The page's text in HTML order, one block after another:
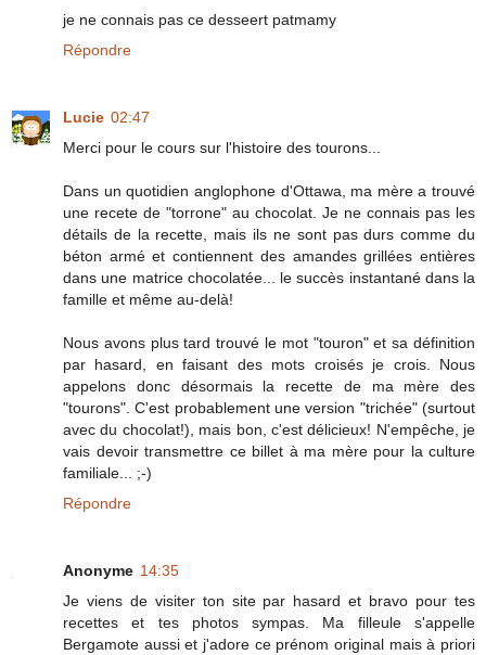
je ne connais pas ce desseert patmamy
Répondre
Lucie 02:47
Merci pour le cours sur l'histoire des tourons...
Dans un quotidien anglophone d'Ottawa, ma mère a trouvé
une recete de "torrone" au chocolat. Je ne connais pas les
détails de la recette, mais ils ne sont pas durs comme du
béton armé et contiennent des amandes grillées entières
dans une matrice chocolatée... le succès instantané dans la
famille et même au-delà!
Nous avons plus tard trouvé le mot "touron" et sa définition
par hasard, en faisant des mots croisés je crois. Nous
appelons donc désormais la recette de ma mère des
"tourons". C'est probablement une version "trichée" (surtout
avec du chocolat!), mais bon, c'est délicieux! N'empêche, je
vais devoir transmettre ce billet à ma mère pour la culture
familiale... ;-)
Répondre
Anonyme 14:35
Je viens de visiter ton site par hasard et bravo pour tes
recettes et tes photos sympas. Ma filleule s'appelle
Bergamote aussi et j'adore ce prénom original mais à priori